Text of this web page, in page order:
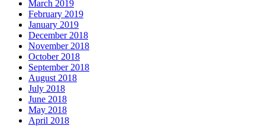
March 2019
February 2019
January 2019
December 2018
November 2018
October 2018
September 2018
August 2018
July 2018
June 2018
May 2018
April 2018